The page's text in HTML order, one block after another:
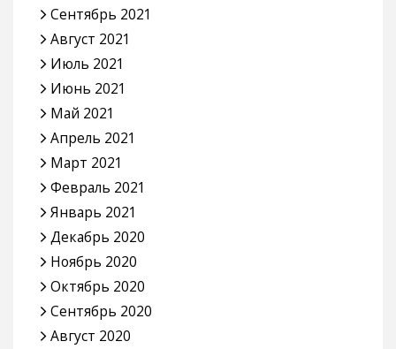
Сентябрь 2021
Август 2021
Июль 2021
Июнь 2021
Май 2021
Апрель 2021
Март 2021
Февраль 2021
Январь 2021
Декабрь 2020
Ноябрь 2020
Октябрь 2020
Сентябрь 2020
Август 2020